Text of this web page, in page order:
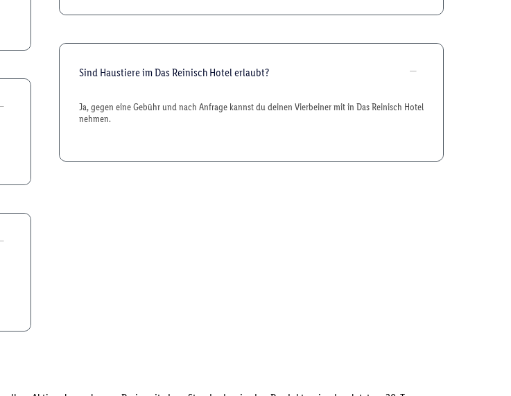
Sind Haustiere im Das Reinisch Hotel erlaubt?
Ja, gegen eine Gebühr und nach Anfrage kannst du deinen Vierbeiner mit in Das Reinisch Hotel
nehmen.